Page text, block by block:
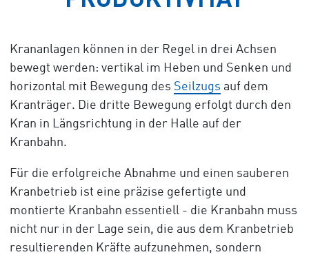
Krananlagen können in der Regel in drei Achsen
bewegt werden: vertikal im Heben und Senken und
horizontal mit Bewegung des Seilzugs auf dem
Kranträger. Die dritte Bewegung erfolgt durch den
Kran in Längsrichtung in der Halle auf der
Kranbahn.
Für die erfolgreiche Abnahme und einen sauberen
Kranbetrieb ist eine präzise gefertigte und
montierte Kranbahn essentiell - die Kranbahn muss
nicht nur in der Lage sein, die aus dem Kranbetrieb
resultierenden Kräfte aufzunehmen, sondern